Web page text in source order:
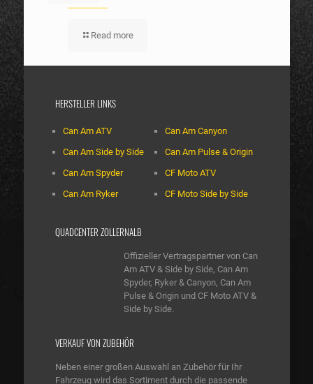
Read more
HERSTELLER LINKS
Can Am ATV
Can Am Side by Side
Can Am Spyder
Can Am Ryker
Can Am Canyon
Can Am Pulse & Origin
CF Moto ATV
CF Moto Side by Side
QUADCENTER ZOLLERNALB
Offizieller Vertragspartner von Can
Am ATV & Side by Side, Can Am
Spyder, Ryker & Canyon, Can Am
Pulse & Origin und CF Moto ATV &
Side by Side.
VERKAUF VON ZUBEHÖR
Neben einer großen Auswahl an Zubehör für Ihr
Fahrzeug wird das Sortiment durch die passende